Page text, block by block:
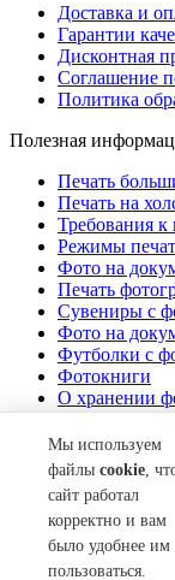
Мы используем
файлы cookie,
сайт работал
корректно и вам
было удобнее им
пользоваться.
Доставка и
Гарантии
Дисконтная
Соглашение
Политика
Полезная
Печать
Печать на
Требования
Режимы
Фото на
Печать
Сувениры с
Фото на
Футболки с
Фотокниги
О хранении
Стоимость
О компании
Контакты
Акции
О нас